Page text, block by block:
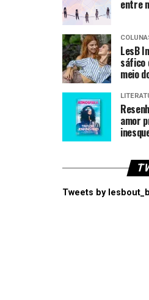
entre
LesB
sáfico
meio
amor
Tweets by